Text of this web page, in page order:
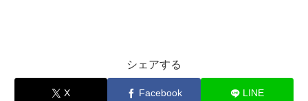
シェアする
X Facebook LINE